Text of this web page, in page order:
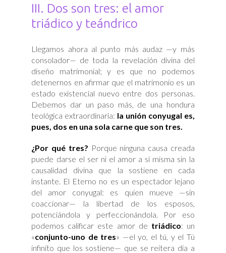
III. Dos son tres: el amor
triádico y teándrico
Llegamos ahora al punto más audaz —y más
consolador— de toda la revelación divina del
diseño matrimonial; y es que no podemos
detenernos en afirmar que el matrimonio es un
estado existencial nuevo entre dos personas.
Debemos dar un paso más, de una hondura
teológica extraordinaria: la unión conyugal es,
pues, dos en una sola carne que son tres.
¿Por qué tres? Porque ninguna causa creada
puede darse el ser ni el amor a sí misma sin la
causalidad divina que la sostiene en cada
instante. El Eterno no es un espectador lejano
del amor conyugal: es quien mueve —sin
coaccionar— la libertad de los esposos,
potenciándola y perfeccionándola. Por eso
podemos calificar este amor de triádico: un
«conjunto-uno de tres» —el yo, el tú, y el Tú
infinito que los sostiene— que se reitera día a